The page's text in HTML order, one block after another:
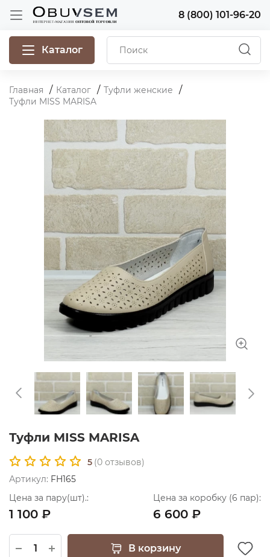
8 (800) 101-96-20
Каталог
Главная Каталог
Туфли женские
Туфли MISS MARISA
Туфли MISS MARISA
5 (0 отзывов)
Артикул: FH165
Цена за пару(шт).:
1 100 ₽
Цена за коробку (6 пар):
6 600 ₽
В корзину